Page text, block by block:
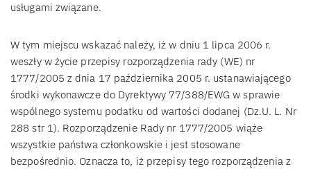
usługami związane.
W tym miejscu wskazać należy, iż w dniu 1 lipca 2006 r.
weszły w życie przepisy rozporządzenia rady (WE) nr
1777/2005 z dnia 17 października 2005 r. ustanawiającego
środki wykonawcze do Dyrektywy 77/388/EWG w sprawie
wspólnego systemu podatku od wartości dodanej (Dz.U. L. Nr
288 str 1). Rozporządzenie Rady nr 1777/2005 wiąże
wszystkie państwa członkowskie i jest stosowane
bezpośrednio. Oznacza to, iż przepisy tego rozporządzenia z